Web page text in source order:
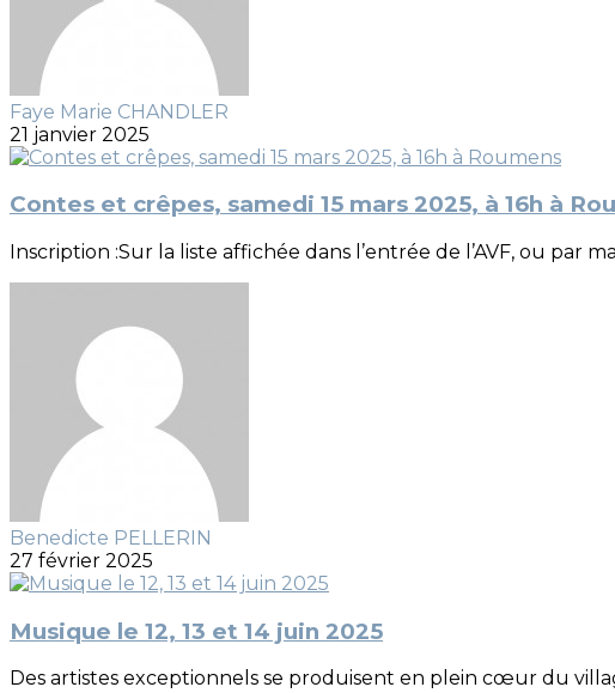
Faye Marie CHANDLER
21 janvier 2025
Contes et crêpes, samedi 15 mars 2025, à 16h à
Inscription :Sur la liste affichée dans l’entrée de l’AVF, ou par
Benedicte PELLERIN
27 février 2025
Musique le 12, 13 et 14 juin 2025
Des artistes exceptionnels se produisent en plein cœur du